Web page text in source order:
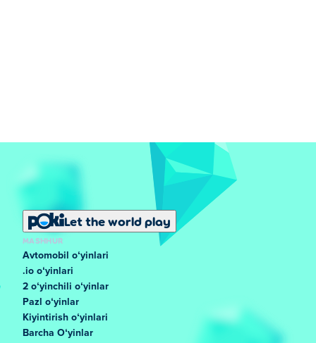
Let the world play
MASHHUR
Avtomobil oʻyinlari
.io oʻyinlari
2 oʻyinchili oʻyinlar
Pazl oʻyinlar
Kiyintirish oʻyinlari
Barcha Oʻyinlar